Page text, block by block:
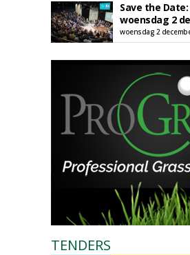
Save the
woensdag 2
woensdag 2
TENDERS